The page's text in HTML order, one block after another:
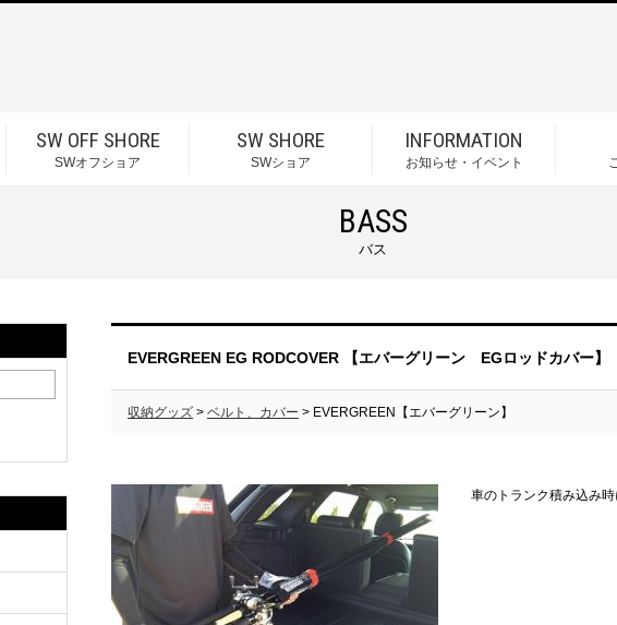
SW OFF SHORE
SWオフショア
SW SHORE
SWショア
INFORMATION
お知らせ・イベント
BASS
バス
EVERGREEN EG RODCOVER 【エバーグリーン EGロッドカバー】
収納グッズ > ベルト、カバー > EVERGREEN【エバーグリーン】
車のトランク積み込み